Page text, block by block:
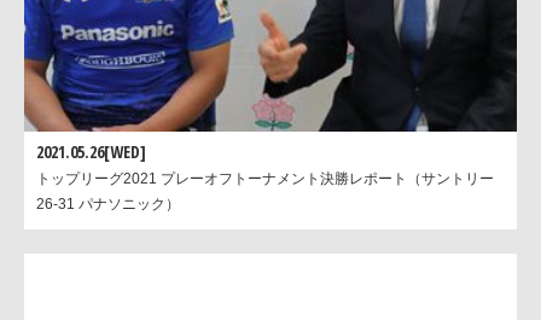
2021.05.26[WED]
トップリーグ2021 プレーオフトーナメント決勝レポート（サントリー
26-31 パナソニック）